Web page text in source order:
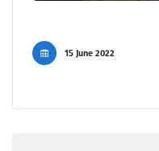
15 June 2022